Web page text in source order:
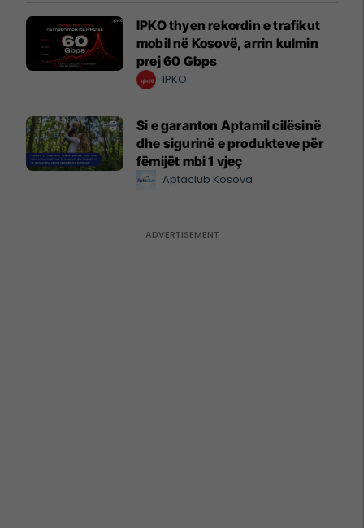
IPKO thyen rekordin e trafikut
mobil në Kosovë, arrin kulmin
prej 60 Gbps
IPKO
Si e garanton Aptamil cilësinë
dhe sigurinë e produkteve për
fëmijët mbi 1 vjeç
Aptaclub Kosova